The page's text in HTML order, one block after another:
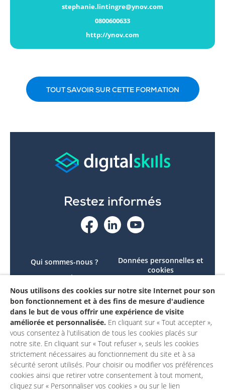
stephanie.lintingre@ynov.com
0800600633
http://ynov.com
TOUT SAVOIR SUR CETTE FORMATION
Restez informés
Qui sommes-nous ?
Le projet
Contactez-nous
Mon compte
Données personnelles et
cookies
conforme
Mentions légales
Nous utilisons des cookies sur notre site Internet pour son
bon fonctionnement et à des fins de mesure d'audience
dans le but de vous offrir une expérience de visite
améliorée et personnalisée. En cliquant sur « Tout accepter »,
vous consentez à l'utilisation de tous les cookies placés sur
notre site. En cliquant sur « Tout refuser », seuls les cookies
strictement nécessaires au fonctionnement du site et à sa
sécurité seront utilisés. Pour choisir ou modifier vos préférences
cookies ainsi que retirer votre consentement à tout moment,
cliquez sur « Personnaliser vos cookies » ou sur le lien